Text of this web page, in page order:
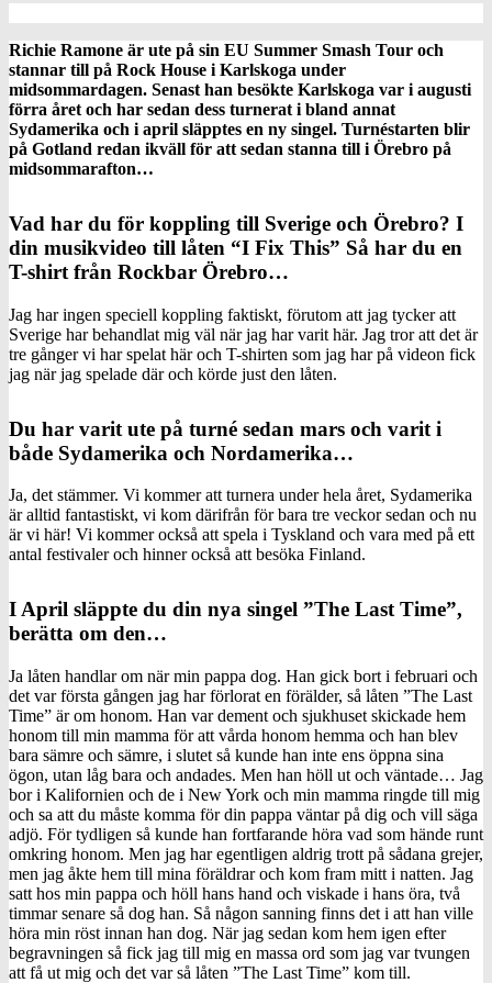
Richie Ramone är ute på sin EU Summer Smash Tour och
stannar till på Rock House i Karlskoga under
midsommardagen. Senast han besökte Karlskoga var i augusti
förra året och har sedan dess turnerat i bland annat
Sydamerika och i april släpptes en ny singel. Turnéstarten blir
på Gotland redan ikväll för att sedan stanna till i Örebro på
midsommarafton…
Vad har du för koppling till Sverige och Örebro? I
din musikvideo till låten “I Fix This” Så har du en
T-shirt från Rockbar Örebro…
Jag har ingen speciell koppling faktiskt, förutom att jag tycker att
Sverige har behandlat mig väl när jag har varit här. Jag tror att det är
tre gånger vi har spelat här och T-shirten som jag har på videon fick
jag när jag spelade där och körde just den låten.
Du har varit ute på turné sedan mars och varit i
både Sydamerika och Nordamerika…
Ja, det stämmer. Vi kommer att turnera under hela året, Sydamerika
är alltid fantastiskt, vi kom därifrån för bara tre veckor sedan och nu
är vi här! Vi kommer också att spela i Tyskland och vara med på ett
antal festivaler och hinner också att besöka Finland.
I April släppte du din nya singel ”The Last Time”,
berätta om den…
Ja låten handlar om när min pappa dog. Han gick bort i februari och
det var första gången jag har förlorat en förälder, så låten ”The Last
Time” är om honom. Han var dement och sjukhuset skickade hem
honom till min mamma för att vårda honom hemma och han blev
bara sämre och sämre, i slutet så kunde han inte ens öppna sina
ögon, utan låg bara och andades. Men han höll ut och väntade… Jag
bor i Kalifornien och de i New York och min mamma ringde till mig
och sa att du måste komma för din pappa väntar på dig och vill säga
adjö. För tydligen så kunde han fortfarande höra vad som hände runt
omkring honom. Men jag har egentligen aldrig trott på sådana grejer,
men jag åkte hem till mina föräldrar och kom fram mitt i natten. Jag
satt hos min pappa och höll hans hand och viskade i hans öra, två
timmar senare så dog han. Så någon sanning finns det i att han ville
höra min röst innan han dog. När jag sedan kom hem igen efter
begravningen så fick jag till mig en massa ord som jag var tvungen
att få ut mig och det var så låten ”The Last Time” kom till.